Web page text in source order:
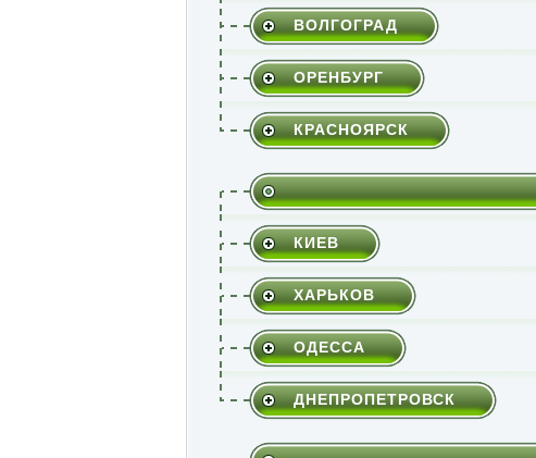
ВОЛГОГРАД
ОРЕНБУРГ
КРАСНОЯРСК
КИЕВ
ХАРЬКОВ
ОДЕССА
ДНЕПРОПЕТРОВСК